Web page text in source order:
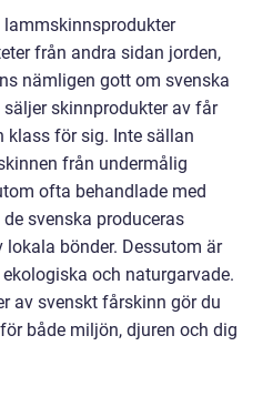
från andra sidan jorden,
nämligen gott om svenska
skinnprodukter av får
klass för sig. Inte sällan
från undermålig
ofta behandlade med
svenska produceras
bönder. Dessutom är
och naturgarvade.
av svenskt fårskinn gör du
både miljön, djuren och dig